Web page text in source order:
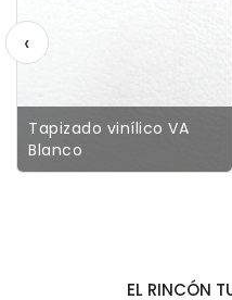
Tapizado vinílico VA
Blanco
‹
EL RINCÓN